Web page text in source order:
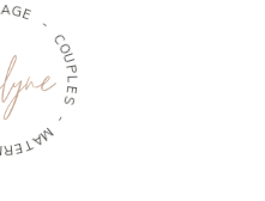
RIAGE
-
C
O
U
P
L
E
S
-
M
A